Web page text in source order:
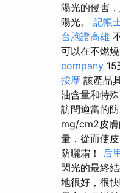
陽光的侵害
陽光。 記帳
台胞證高雄
可以在不燃
company
按摩 該產品
油含量和特
訪問適當的
mg/cm2皮膚
量，從而使
防曬霜！ 后
閃光的最終結
地很好，很